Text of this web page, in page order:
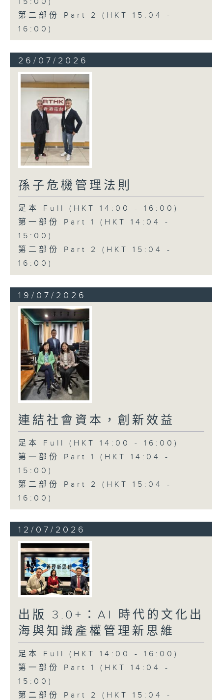
第二部份 Part 2 (HKT 15:04 -
16:00)
26/07/2026
孫子危機管理法則
足本 Full (HKT 14:00 - 16:00)
第一部份 Part 1 (HKT 14:04 -
15:00)
第二部份 Part 2 (HKT 15:04 -
16:00)
19/07/2026
連結社會資本，創新效益
足本 Full (HKT 14:00 - 16:00)
第一部份 Part 1 (HKT 14:04 -
15:00)
第二部份 Part 2 (HKT 15:04 -
16:00)
12/07/2026
出版 3.0+：AI 時代的文化出
海與知識產權管理新思維
足本 Full (HKT 14:00 - 16:00)
第一部份 Part 1 (HKT 14:04 -
15:00)
第二部份 Part 2 (HKT 15:04 -